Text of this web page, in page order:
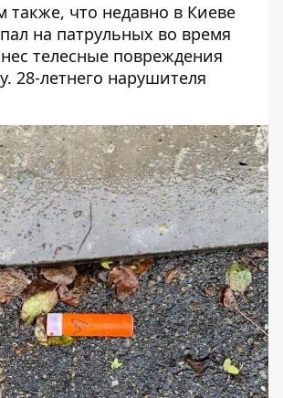
также, что недавно в Киеве
на патрульных во время
телесные повреждения
28-летнего нарушителя